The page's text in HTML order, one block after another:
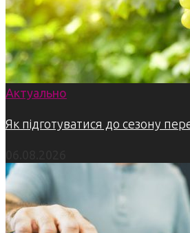
Актуально
Як підготуватися до сезону